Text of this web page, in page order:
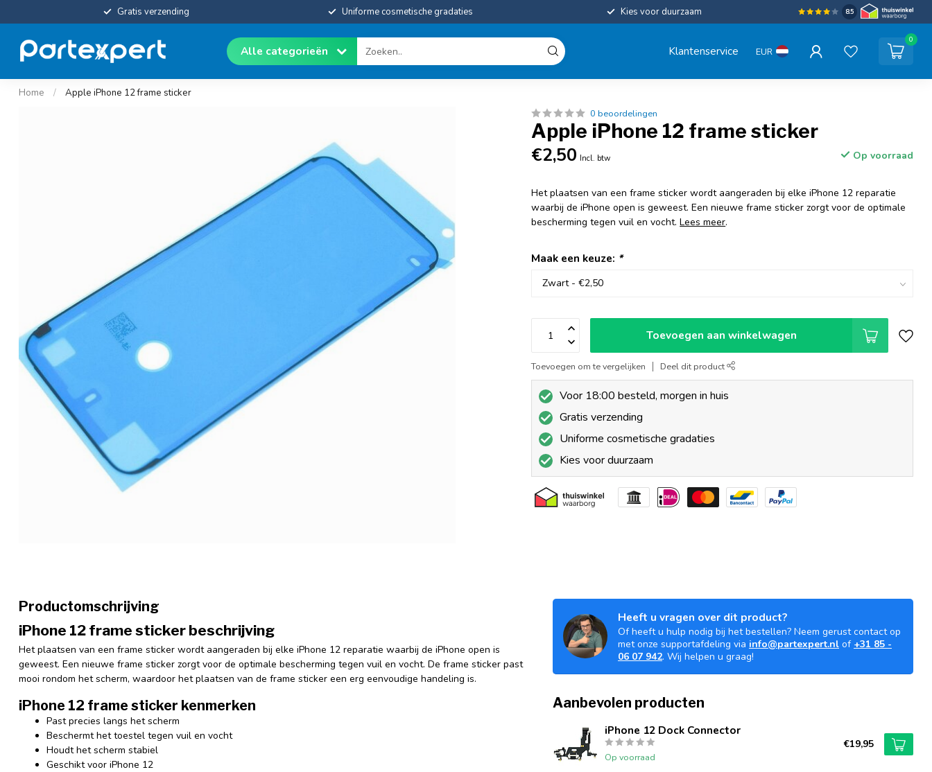
Gratis verzending Uniforme cosmetische gradaties Kies voor duurzaam 8.5
Alle categorieën Klantenservice EUR
0
Home / Apple iPhone 12 frame sticker
0 beoordelingen
Apple iPhone 12 frame sticker
€2,50 Incl. btw Op voorraad
Het plaatsen van een frame sticker wordt aangeraden bij elke iPhone 12 reparatie
waarbij de iPhone open is geweest. Een nieuwe frame sticker zorgt voor de optimale
bescherming tegen vuil en vocht.Lees meer.
Maak een keuze: *
Toevoegen aan winkelwagen
Toevoegen om te vergelijken Deel dit product
Voor 18:00 besteld, morgen in huis
Gratis verzending
Uniforme cosmetische gradaties
Kies voor duurzaam
Productomschrijving
iPhone 12 frame sticker beschrijving
Het plaatsen van een frame sticker wordt aangeraden bij elke iPhone 12 reparatie waarbij de iPhone open is
geweest. Een nieuwe frame sticker zorgt voor de optimale bescherming tegen vuil en vocht. De frame sticker past
mooi rondom het scherm, waardoor het plaatsen van de frame sticker een erg eenvoudige handeling is.
iPhone 12 frame sticker kenmerken
Past precies langs het scherm
Beschermt het toestel tegen vuil en vocht
Houdt het scherm stabiel
Geschikt voor iPhone 12
Heeft u vragen over dit product?
Of heeft u hulp nodig bij het bestellen? Neem gerust contact op
met onze supportafdeling via info@partexpert.nl of +31 85 -
06 07 942. Wij helpen u graag!
Aanbevolen producten
iPhone 12 Dock Connector
Op voorraad
€19,95